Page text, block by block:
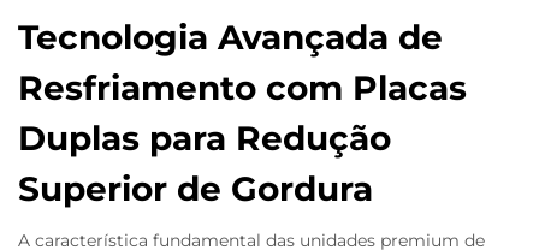
Tecnologia Avançada de
Resfriamento com Placas
Duplas para Redução
Superior de Gordura
A característica fundamental das unidades premium de